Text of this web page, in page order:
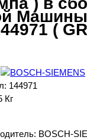
Машины
(
144971
Кг
BOSCH-